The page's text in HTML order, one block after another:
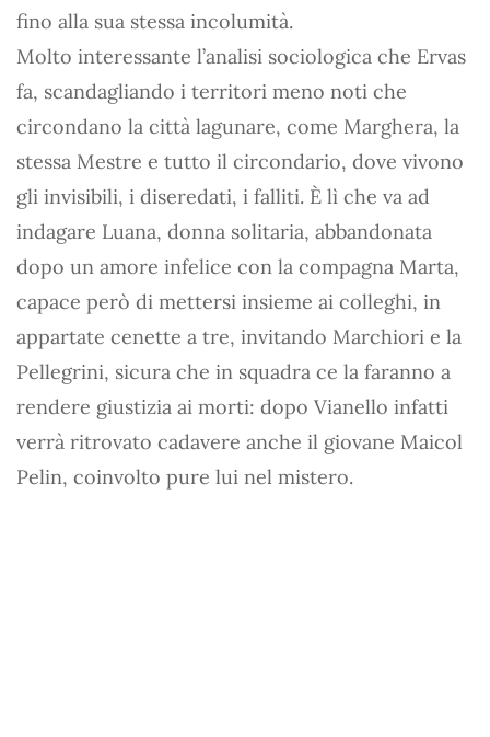
fino alla sua stessa incolumità.
Molto interessante l’analisi sociologica che Ervas
fa, scandagliando i territori meno noti che
circondano la città lagunare, come Marghera, la
stessa Mestre e tutto il circondario, dove vivono
gli invisibili, i diseredati, i falliti. È lì che va ad
indagare Luana, donna solitaria, abbandonata
dopo un amore infelice con la compagna Marta,
capace però di mettersi insieme ai colleghi, in
appartate cenette a tre, invitando Marchiori e la
Pellegrini, sicura che in squadra ce la faranno a
rendere giustizia ai morti: dopo Vianello infatti
verrà ritrovato cadavere anche il giovane Maicol
Pelin, coinvolto pure lui nel mistero.